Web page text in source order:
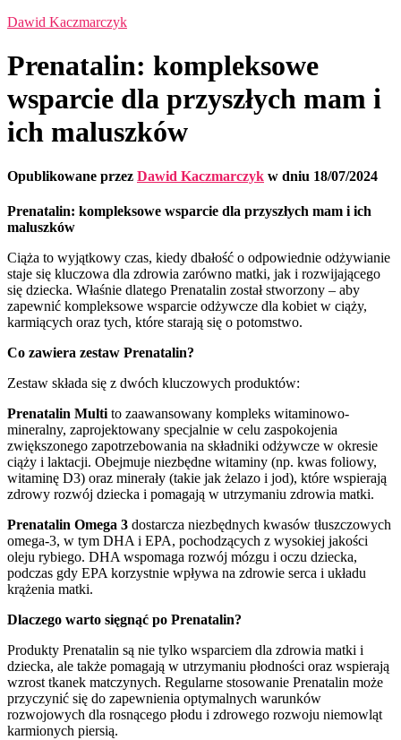
Dawid Kaczmarczyk
Prenatalin: kompleksowe
wsparcie dla przyszłych mam i
ich maluszków
Opublikowane przez Dawid Kaczmarczyk w dniu 18/07/2024
Prenatalin: kompleksowe wsparcie dla przyszłych mam i ich
maluszków
Ciąża to wyjątkowy czas, kiedy dbałość o odpowiednie odżywianie
staje się kluczowa dla zdrowia zarówno matki, jak i rozwijającego
się dziecka. Właśnie dlatego Prenatalin został stworzony – aby
zapewnić kompleksowe wsparcie odżywcze dla kobiet w ciąży,
karmiących oraz tych, które starają się o potomstwo.
Co zawiera zestaw Prenatalin?
Zestaw składa się z dwóch kluczowych produktów:
Prenatalin Multi to zaawansowany kompleks witaminowo-
mineralny, zaprojektowany specjalnie w celu zaspokojenia
zwiększonego zapotrzebowania na składniki odżywcze w okresie
ciąży i laktacji. Obejmuje niezbędne witaminy (np. kwas foliowy,
witaminę D3) oraz minerały (takie jak żelazo i jod), które wspierają
zdrowy rozwój dziecka i pomagają w utrzymaniu zdrowia matki.
Prenatalin Omega 3 dostarcza niezbędnych kwasów tłuszczowych
omega-3, w tym DHA i EPA, pochodzących z wysokiej jakości
oleju rybiego. DHA wspomaga rozwój mózgu i oczu dziecka,
podczas gdy EPA korzystnie wpływa na zdrowie serca i układu
krążenia matki.
Dlaczego warto sięgnąć po Prenatalin?
Produkty Prenatalin są nie tylko wsparciem dla zdrowia matki i
dziecka, ale także pomagają w utrzymaniu płodności oraz wspierają
wzrost tkanek matczynych. Regularne stosowanie Prenatalin może
przyczynić się do zapewnienia optymalnych warunków
rozwojowych dla rosnącego płodu i zdrowego rozwoju niemowląt
karmionych piersią.